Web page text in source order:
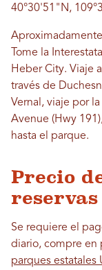
40°30'51"N,
Tome la
Heber City. Viaje
través de
Vernal, viaje por la
Avenue (Hwy
hasta el parque.
Precio
Se requiere el
diario, compre en
parques estatales